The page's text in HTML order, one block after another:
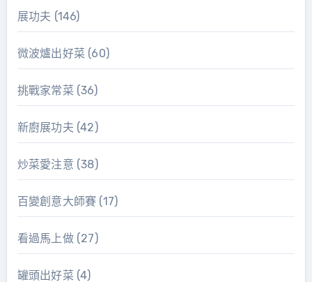
展功夫 (146)
微波爐出好菜 (60)
挑戰家常菜 (36)
新廚展功夫 (42)
炒菜愛注意 (38)
百變創意大師賽 (17)
看過馬上做(27)
罐頭出好菜 (4)